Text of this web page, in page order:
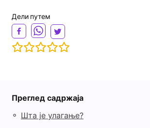
Дели путем
Преглед садржаја
◦ Шта је улагање?